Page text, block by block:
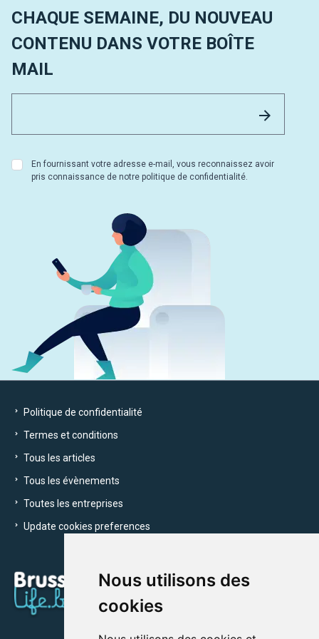
Nous utilisons des
cookies
CHAQUE SEMAINE, DU NOUVEAU
CONTENU DANS VOTRE BOÎTE
MAIL
En fournissant votre adresse e-mail, vous reconnaissez avoir
pris connaissance de notre politique de confidentialité.
Politique de confidentialité
Termes et conditions
Tous les articles
Tous les évènements
Toutes les entreprises
Update cookies preferences